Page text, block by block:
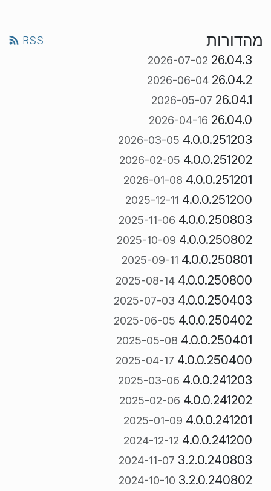
מהדורות RSS
26.04.3
2026-07-02
26.04.2
2026-06-04
26.04.1
2026-05-07
26.04.0
2026-04-16
4.0.0.251203
2026-03-05
4.0.0.251202
2026-02-05
4.0.0.251201
2026-01-08
4.0.0.251200
2025-12-11
4.0.0.250803
2025-11-06
4.0.0.250802
2025-10-09
4.0.0.250801
2025-09-11
4.0.0.250800
2025-08-14
4.0.0.250403
2025-07-03
4.0.0.250402
2025-06-05
4.0.0.250401
2025-05-08
4.0.0.250400
2025-04-17
4.0.0.241203
2025-03-06
4.0.0.241202
2025-02-06
4.0.0.241201
2025-01-09
4.0.0.241200
2024-12-12
3.2.0.240803
2024-11-07
3.2.0.240802
2024-10-10